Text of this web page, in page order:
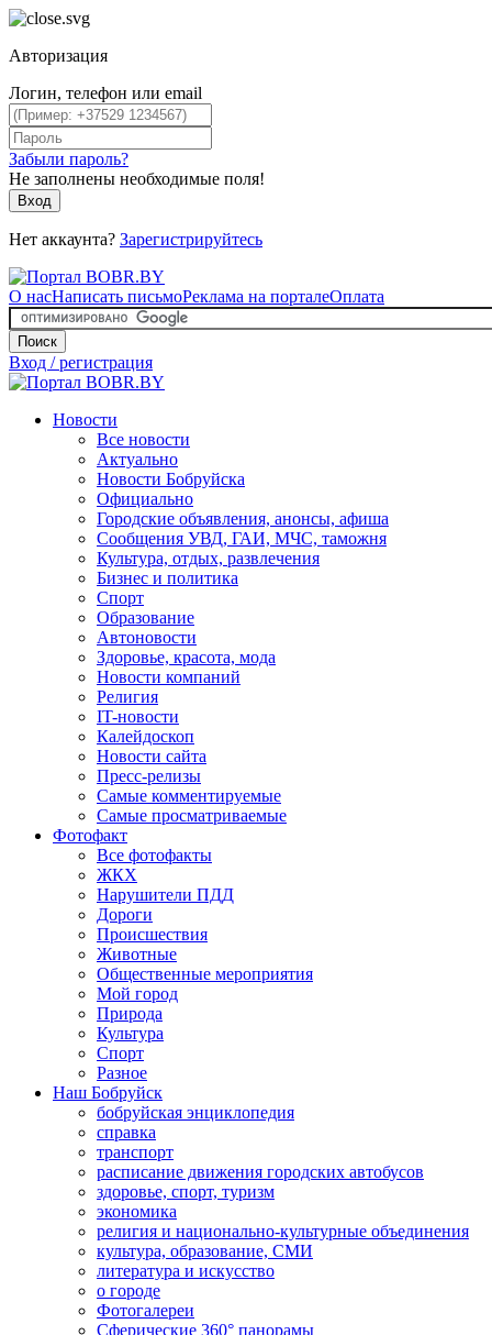
Авторизация
Логин, телефон или email
Забыли пароль?
Не заполнены необходимые поля!
Вход
Нет аккаунта? Зарегистрируйтесь
О насНаписать письмоРеклама на порталеОплата
Поиск
Вход / регистрация
Новости
Все новости
Актуально
Новости Бобруйска
Официально
Городские объявления, анонсы, афиша
Сообщения УВД, ГАИ, МЧС, таможня
Культура, отдых, развлечения
Бизнес и политика
Спорт
Образование
Автоновости
Здоровье, красота, мода
Новости компаний
Религия
IT-новости
Калейдоскоп
Новости сайта
Пресс-релизы
Самые комментируемые
Самые просматриваемые
Фотофакт
Все фотофакты
ЖКХ
Нарушители ПДД
Дороги
Происшествия
Животные
Общественные мероприятия
Мой город
Природа
Культура
Спорт
Разное
Наш Бобруйск
бобруйская энциклопедия
справка
транспорт
расписание движения городских автобусов
здоровье, спорт, туризм
экономика
религия и национально-культурные объединения
культура, образование, СМИ
литература и искусство
о городе
Фотогалереи
Сферические 360° панорамы